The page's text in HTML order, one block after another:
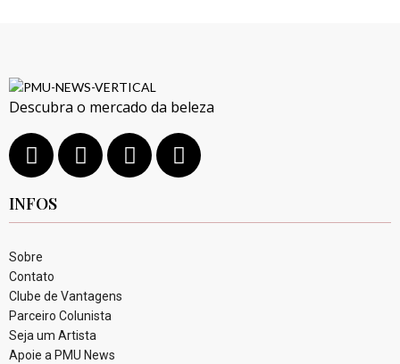
Descubra o mercado da beleza
INFOS
Sobre
Contato
Clube de Vantagens
Parceiro Colunista
Seja um Artista
Apoie a PMU News